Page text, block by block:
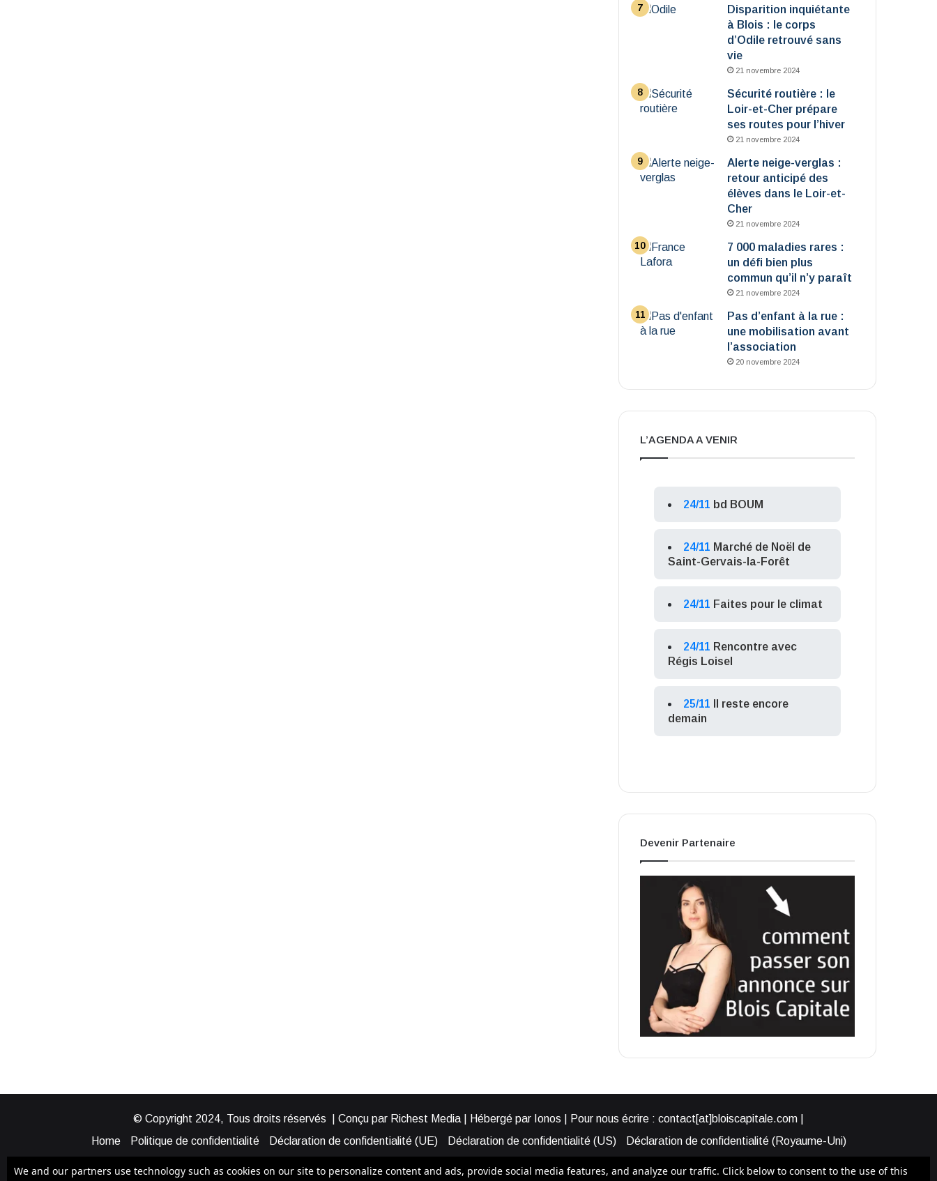
Disparition inquiétante
à Blois : le corps
d’Odile retrouvé sans
vie
21 novembre 2024
Sécurité routière : le
Loir-et-Cher prépare
ses routes pour l’hiver
21 novembre 2024
Alerte neige-verglas :
retour anticipé des
élèves dans le Loir-et-
Cher
21 novembre 2024
7 000 maladies rares :
un défi bien plus
commun qu’il n’y paraît
21 novembre 2024
Pas d’enfant à la rue :
une mobilisation avant
l’association
20 novembre 2024
L’AGENDA A VENIR
24/11 bd BOUM
24/11 Marché de Noël de
Saint-Gervais-la-Forêt
24/11 Faites pour le climat
24/11 Rencontre avec
Régis Loisel
25/11
Il reste encore
demain
Devenir Partenaire
© Copyright 2024, Tous droits réservés | Conçu par Richest Media | Hébergé par Ionos | Pour nous écrire : contact[at]bloiscapitale.com |
Home
Politique de confidentialité Déclaration de confidentialité (UE) Déclaration de confidentialité (US)
Déclaration de confidentialité (Royaume-Uni)
We and our partners use technology such as cookies on our site to personalize content and ads, provide social media features, and analyze our traffic. Click below to consent to the use of this